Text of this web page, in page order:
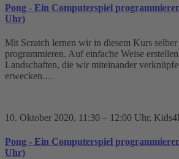
Pong - Ein Computerspiel
Uhr)
Mit Scratch lernen wir in diesem Kurs
programmieren. Auf einfache Weise
Landschaften, die wir miteinander
erwecken.…
10. Oktober 2020, 11:30 – 12:00 Uhr,
Pong - Ein Computerspiel
Uhr)